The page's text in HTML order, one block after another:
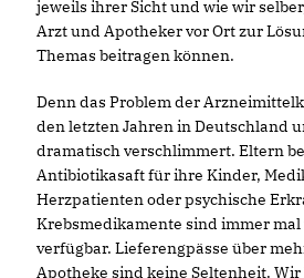
jeweils ihrer Sicht und wie wir
Arzt und Apotheker vor Ort zur
Themas beitragen können.
Denn das Problem der
den letzten Jahren in Deutschland
dramatisch verschlimmert. Eltern
Antibiotikasaft für ihre Kinder,
Herzpatienten oder psychische
Krebsmedikamente sind immer
verfügbar. Lieferengpässe über
Apotheke sind keine Seltenheit.